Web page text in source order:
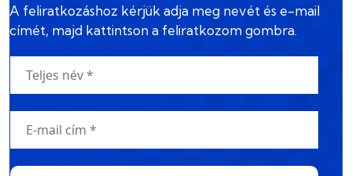
A feliratkozáshoz kérjük adja meg nevét és e-mail
címét, majd kattintson a feliratkozom gombra.